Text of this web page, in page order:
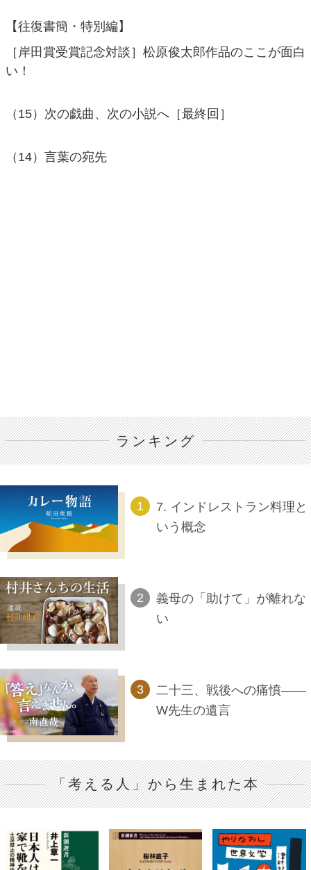
【往復書簡・特別編】
［岸田賞受賞記念対談］松原俊太郎作品のここが面白
い！
（15）次の戯曲、次の小説へ［最終回］
（14）言葉の宛先
ランキング
7. インドレストラン料理と
いう概念
義母の「助けて」が離れな
い
二十三、戦後への痛憤――
W先生の遺言
「考える人」から生まれた本